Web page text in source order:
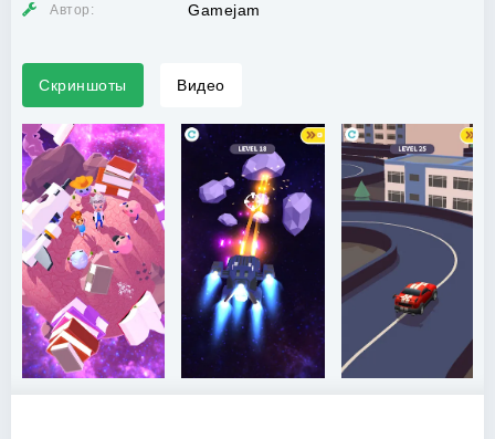
Автор: Gamejam
Скриншоты Видео